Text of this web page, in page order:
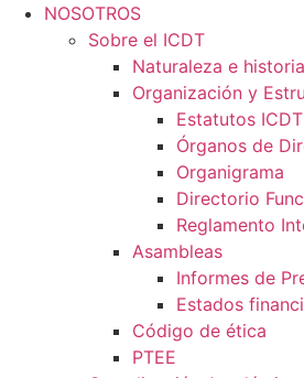
NOSOTROS
Sobre el ICDT
Naturaleza e historia
Organización y
Estatutos ICDT
Órganos de
Organigrama
Directorio
Reglamento
Asambleas
Informes de
Estados
Código de ética
PTEE